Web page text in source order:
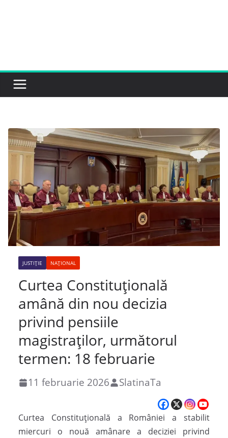
JUSTIȚIE NAȚIONAL
Curtea Constituțională
amână din nou decizia
privind pensiile
magistraților, următorul
termen: 18 februarie
11 februarie 2026 SlatinaTa
Curtea Constituțională a României a stabilit
miercuri o nouă amânare a deciziei privind